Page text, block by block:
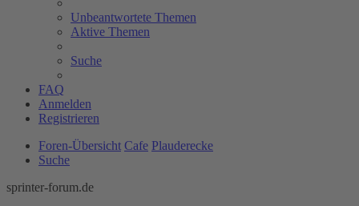
Unbeantwortete Themen
Aktive Themen
Suche
FAQ
Anmelden
Registrieren
Foren-Übersicht Cafe Plauderecke
Suche
sprinter-forum.de